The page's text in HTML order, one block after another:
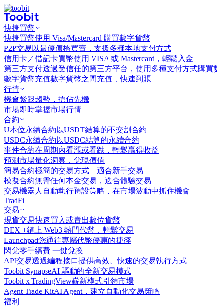
快捷買幣
快捷買幣使用 Visa/Mastercard 購買數字貨幣
P2P交易 以最優價格買賣，支援多種本地支付方式
信用卡／借記卡買幣使用 VISA 或 Mastercard，輕鬆入金
第三方支付透過受信任的第三方平台，使用多種支付方式購買
數字貨幣充值數字貨幣之間充值，快速到賬
行情
機會緊跟趨勢，搶佔先機
市場即時掌握市場行情
合約
U本位永續合約 以USDT結算的不交割合約
USDC永續合約 以USDC結算的永續合約
事件合約在周期內看漲或看跌，輕鬆贏得收益
預測市場量化洞察，兌現價值
簡易合約極簡的交易方式，適合新手交易
模擬合約無需任何本金交易，適合體驗交易
交易機器人 自動執行預設策略，在市場波動中抓住機會
TradFi
交易
現貨交易快速買入或賣出數位貨幣
DEX +鏈上 Web3 熱門代幣，輕鬆交易
Launchpad您通往專屬代幣優惠的捷徑
閃兌零手續費 一鍵兌換
API交易透過編程接口提供高效、快速的交易執行方式
Toobit SynapseAI 驅動的全新交易模式
Toobit x TradingView嶄新模式引領市場
Agent Trade KitAI Agent，建立自動化交易策略
福利